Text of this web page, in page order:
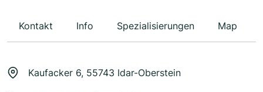
Kontakt Info Spezialisierungen Map
Kaufacker 6, 55743 Idar-Oberstein